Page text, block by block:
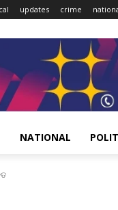
updates crime
NATIONAL